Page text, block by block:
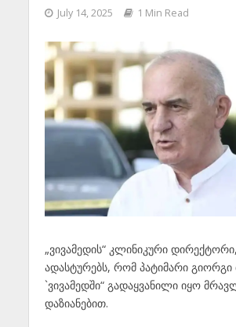
July 14, 2025 1 Min Read
„ვივამედის“ კლინიკური
ადასტურებს, რომ პატიმარი გიორგი
`ვივამედში“ გადაყვანილი იყო
დაზიანებით.